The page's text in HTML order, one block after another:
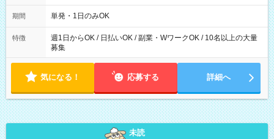
～21：00
期間 単発・1日のみOK
特徴
週1日からOK / 日払いOK / 副業・WワークOK / 10名以上の大量
募集
気になる！ 応募する 詳細へ
未読